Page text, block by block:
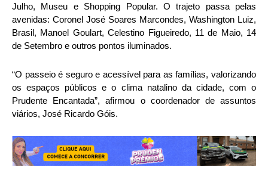
Julho, Museu e Shopping Popular. O trajeto passa pelas
avenidas: Coronel José Soares Marcondes, Washington Luiz,
Brasil, Manoel Goulart, Celestino Figueiredo, 11 de Maio, 14
de Setembro e outros pontos iluminados.
“O passeio é seguro e acessível para as famílias, valorizando
os espaços públicos e o clima natalino da cidade, com o
Prudente Encantada”, afirmou o coordenador de assuntos
viários, José Ricardo Góis.